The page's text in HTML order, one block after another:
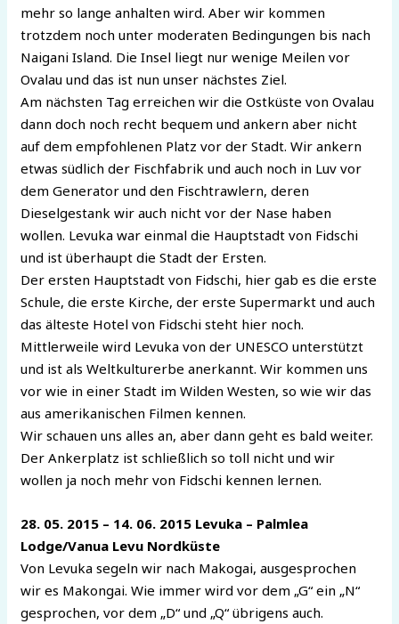
mehr so lange anhalten wird. Aber wir kommen
trotzdem noch unter moderaten Bedingungen bis nach
Naigani Island. Die Insel liegt nur wenige Meilen vor
Ovalau und das ist nun unser nächstes Ziel.
Am nächsten Tag erreichen wir die Ostküste von Ovalau
dann doch noch recht bequem und ankern aber nicht
auf dem empfohlenen Platz vor der Stadt. Wir ankern
etwas südlich der Fischfabrik und auch noch in Luv vor
dem Generator und den Fischtrawlern, deren
Dieselgestank wir auch nicht vor der Nase haben
wollen. Levuka war einmal die Hauptstadt von Fidschi
und ist überhaupt die Stadt der Ersten.
Der ersten Hauptstadt von Fidschi, hier gab es die erste
Schule, die erste Kirche, der erste Supermarkt und auch
das älteste Hotel von Fidschi steht hier noch.
Mittlerweile wird Levuka von der UNESCO unterstützt
und ist als Weltkulturerbe anerkannt. Wir kommen uns
vor wie in einer Stadt im Wilden Westen, so wie wir das
aus amerikanischen Filmen kennen.
Wir schauen uns alles an, aber dann geht es bald weiter.
Der Ankerplatz ist schließlich so toll nicht und wir
wollen ja noch mehr von Fidschi kennen lernen.
28. 05. 2015 – 14. 06. 2015 Levuka – Palmlea
Lodge/Vanua Levu Nordküste
Von Levuka segeln wir nach Makogai, ausgesprochen
wir es Makongai. Wie immer wird vor dem „G“ ein „N“
gesprochen, vor dem „D“ und „Q“ übrigens auch.